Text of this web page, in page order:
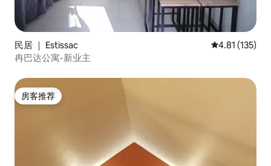
民居 ｜ Estissac 平均评分 4.81
4.81 (135)
冉巴达公寓-新业主
房客推荐
房客推荐